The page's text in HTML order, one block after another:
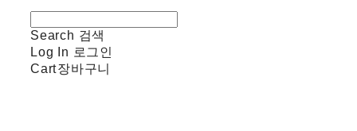
Search 검색
Log In 로그인
Cart장바구니